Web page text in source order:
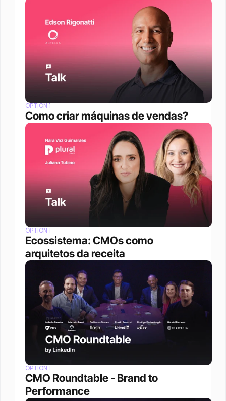
OPTION 1
Como criar máquinas de vendas?
OPTION 1
Ecossistema: CMOs como
arquitetos da receita
OPTION 1
CMO Roundtable - Brand to
Performance